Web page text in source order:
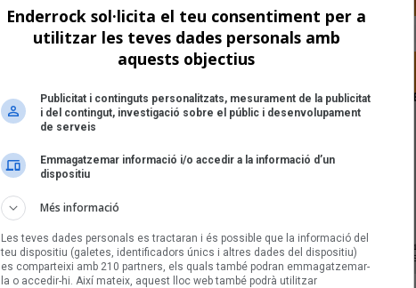
Enderrock sol·licita el teu consentiment per a
utilitzar les teves dades personals amb
aquests objectius
Publicitat i continguts personalitzats, mesurament de la publicitat
i del contingut, investigació sobre el públic i desenvolupament
de serveis
Emmagatzemar informació i/o accedir a la informació d’un
dispositiu
Més informació
Les teves dades personals es tractaran i és possible que la informació del
teu dispositiu (galetes, identificadors únics i altres dades del dispositiu)
es comparteixi amb 210 partners, els quals també podran emmagatzemar-
la o accedir-hi. Així mateix, aquest lloc web també podrà utilitzar